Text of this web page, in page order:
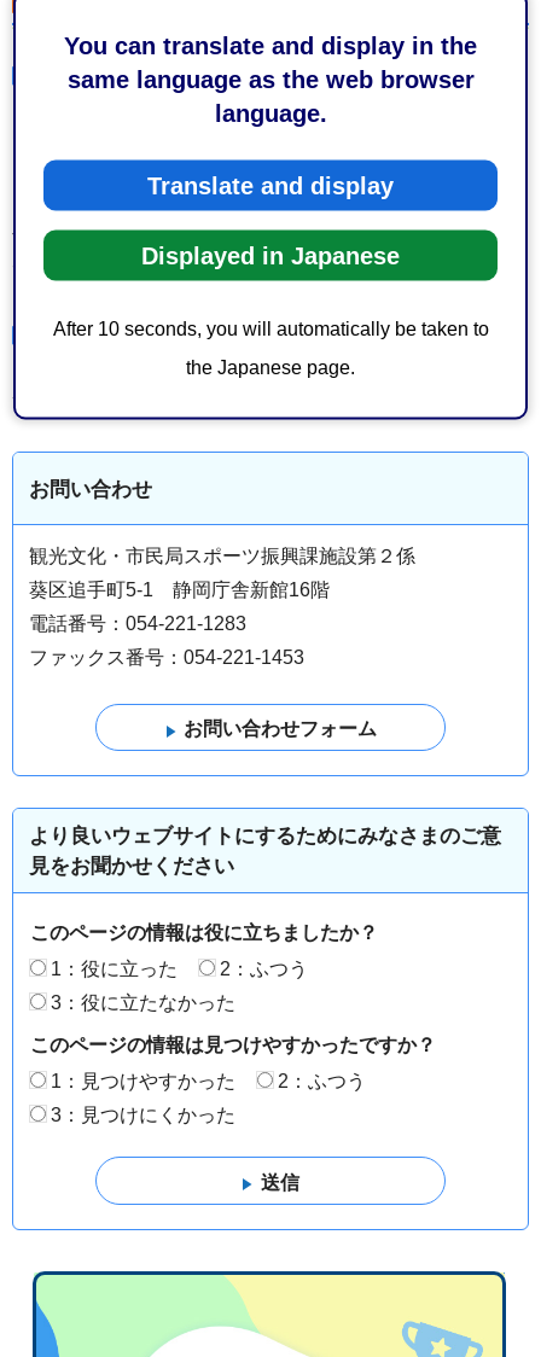
You can translate and display in the
same language as the web browser
language.
Translate and display
Displayed in Japanese
After 10 seconds, you will automatically be taken to
the Japanese page.
審査方法
プロポーザル審査を経て、指定管理者選定委員会へ付議し
ます。これらの手続きを経て、選定された指定管理者に関
する事項については、市議会に指定管理者の指定議案とし
て上程され、議会の議決を経て市長が指定します。
審査結果の通知
審査終了後、速やかに文書でお知らせします。
お問い合わせ
観光文化・市民局スポーツ振興課施設第２係
葵区追手町5-1 静岡庁舎新館16階
電話番号：054-221-1283
ファックス番号：054-221-1453
より良いウェブサイトにするためにみなさまのご意
見をお聞かせください
このページの情報は役に立ちましたか？
1：役に立った
2：ふつう
3：役に立たなかった
このページの情報は見つけやすかったですか？
1：見つけやすかった
2：ふつう
3：見つけにくかった